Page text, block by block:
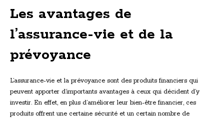
Les avantages de
l’assurance-vie et de la
prévoyance
L’assurance-vie et la prévoyance sont des produits financiers qui
peuvent apporter d’importants avantages à ceux qui décident d’y
investir. En effet, en plus d’améliorer leur bien-être financier, ces
produits offrent une certaine sécurité et un certain nombre de